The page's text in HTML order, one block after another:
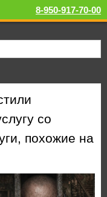
8-950-917-70-00
со
похожие на